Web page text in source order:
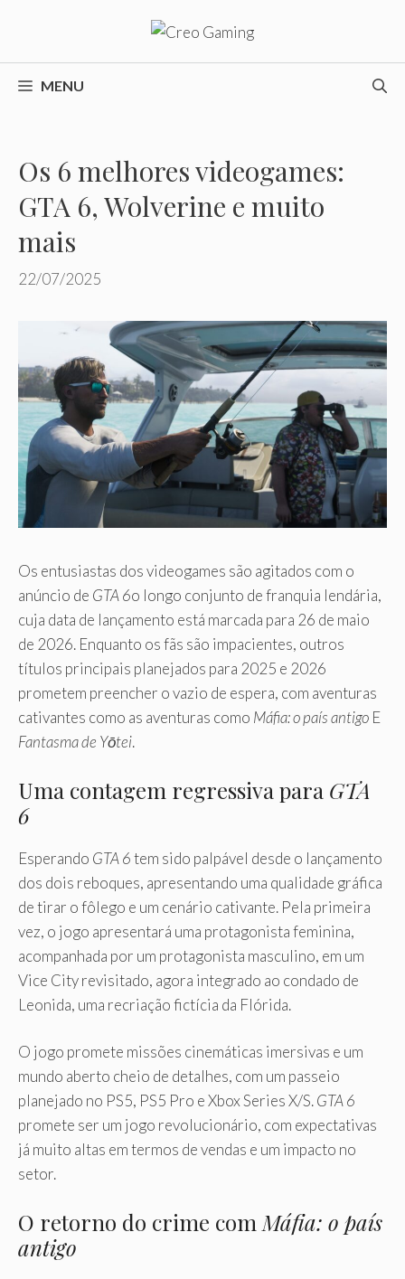
o
conteúdoMENU
Os 6 melhores videogames:
GTA 6, Wolverine e muito
mais
22/07/2025
Os entusiastas dos videogames são agitados com o
anúncio de GTA 6o longo conjunto de franquia lendária,
cuja data de lançamento está marcada para 26 de maio
de 2026. Enquanto os fãs são impacientes, outros
títulos principais planejados para 2025 e 2026
prometem preencher o vazio de espera, com aventuras
cativantes como as aventuras como Máfia: o país antigo E
Fantasma de Yōtei.
Uma contagem regressiva para GTA
6
Esperando GTA 6tem sido palpável desde o lançamento
dos dois reboques, apresentando uma qualidade gráfica
de tirar o fôlego e um cenário cativante. Pela primeira
vez, o jogo apresentará uma protagonista feminina,
acompanhada por um protagonista masculino, em um
Vice City revisitado, agora integrado ao condado de
Leonida, uma recriação fictícia da Flórida.
O jogo promete missões cinemáticas imersivas e um
mundo aberto cheio de detalhes, com um passeio
planejado no PS5, PS5 Pro e Xbox Series X/S.GTA 6
promete ser um jogo revolucionário, com expectativas
já muito altas em termos de vendas e um impacto no
setor.
O retorno do crime com Máfia: o país
antigo